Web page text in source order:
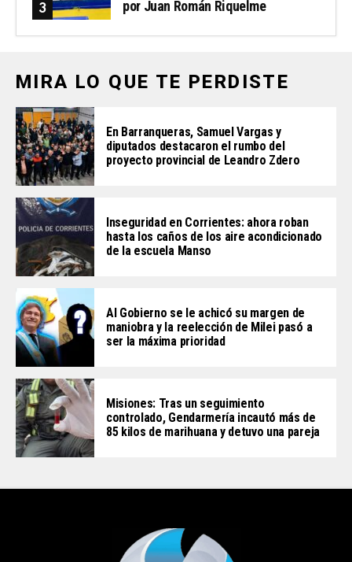
por Juan Román Riquelme
MIRA LO QUE TE PERDISTE
En Barranqueras, Samuel Vargas y
diputados destacaron el rumbo del
proyecto provincial de Leandro Zdero
Inseguridad en Corrientes: ahora roban
hasta los caños de los aire acondicionado
de la escuela Manso
Al Gobierno se le achicó su margen de
maniobra y la reelección de Milei pasó a
ser la máxima prioridad
Misiones: Tras un seguimiento
controlado, Gendarmería incautó más de
85 kilos de marihuana y detuvo una pareja